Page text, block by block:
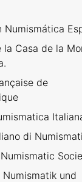
Numismática
la Casa de la
de
di
und